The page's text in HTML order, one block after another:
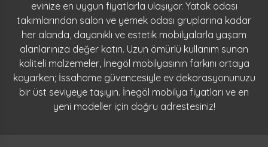
evinize en uygun fiyatlarla ulaşıyor. Yatak odası
takımlarından salon ve yemek odası gruplarına kadar
her alanda, dayanıklı ve estetik mobilyalarla yaşam
alanlarınıza değer katın. Uzun ömürlü kullanım sunan
kaliteli malzemeler, İnegöl mobilyasının farkını ortaya
koyarken; İssahome güvencesiyle ev dekorasyonunuzu
bir üst seviyeye taşıyın. İnegöl mobilya fiyatları ve en
yeni modeller için doğru adrestesiniz!